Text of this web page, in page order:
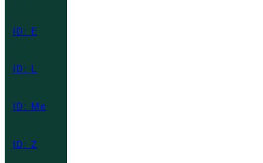
ID: E
ID: L
ID: Me
ID: Z